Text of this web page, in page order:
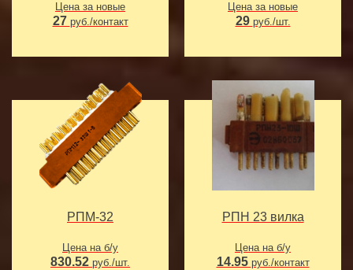
Цена за новые
27 руб./контакт
Цена за новые
29 руб./шт.
РПМ-32
Цена на б/у
830.52 руб./шт.
РПН 23 вилка
Цена на б/у
14.95 руб./контакт